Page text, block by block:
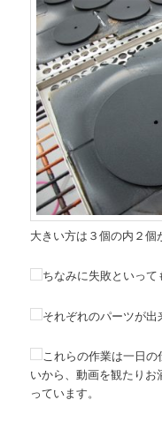
大きい方は３個の内２個
ちなみに失敗といって
それぞれのパーツが出
これらの作業は一日
いから、動画を観たり
っています。